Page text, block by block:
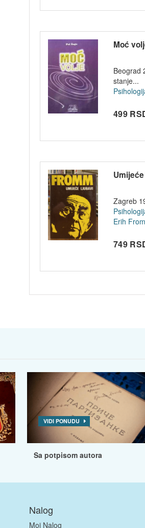
Moć
Beograd
stanje...
499
Zagreb
Erih From
749
VIDI PONUDU
Sa potpisom autora
Nalog
Moj Nalog